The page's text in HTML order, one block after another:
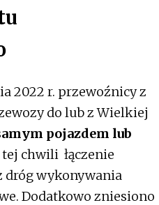
2022 r. przewoźnicy z
do lub z Wielkiej
pojazdem lub
tej chwili łączenie
dróg wykonywania
Dodatkowo zniesiono